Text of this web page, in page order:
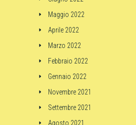
Maggio 2022
Aprile 2022
Marzo 2022
Febbraio 2022
Gennaio 2022
Novembre 2021
Settembre 2021
Agosto 2021